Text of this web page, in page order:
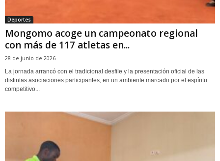
Deportes
Mongomo acoge un campeonato regional
con más de 117 atletas en...
28 de junio de 2026
La jornada arrancó con el tradicional desfile y la presentación oficial de las
distintas asociaciones participantes, en un ambiente marcado por el espíritu
competitivo...